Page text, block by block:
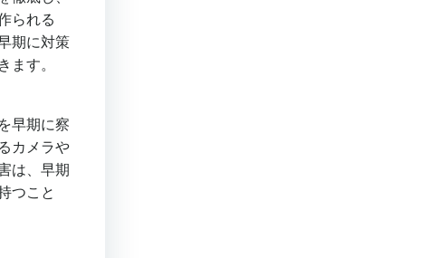
られる
期に対策
す。
早期に察
カメラや
は、早期
つこと